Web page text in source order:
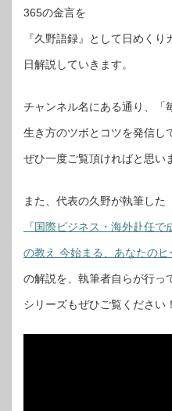
365の金言を
『久野語録』として日めく
日解説していきます。
チャンネル名にある通り、「
生き方のツボとコツを発信し
ぜひ一度ご覧頂ければと思い
また、代表の久野が執筆した
『国際ビジネス・海外赴任
の教え 今始まる、あなたのヒ
の解説を、執筆者自らが行っ
シリーズもぜひご覧ください！